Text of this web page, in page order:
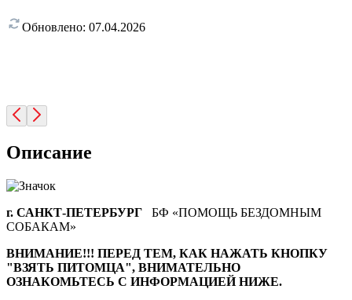
Обновлено: 07.04.2026
Описание
г. САНКТ-ПЕТЕРБУРГ БФ «ПОМОЩЬ БЕЗДОМНЫМ
СОБАКАМ»
ВНИМАНИЕ!!! ПЕРЕД ТЕМ, КАК НАЖАТЬ КНОПКУ
"ВЗЯТЬ ПИТОМЦА", ВНИМАТЕЛЬНО
ОЗНАКОМЬТЕСЬ С ИНФОРМАЦИЕЙ НИЖЕ.